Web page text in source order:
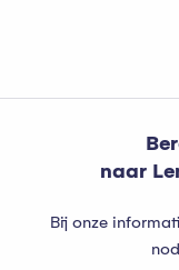
naar
Bij onze